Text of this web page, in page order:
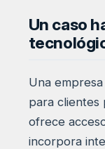
Un caso
Una
para clientes
ofrece
incorpora